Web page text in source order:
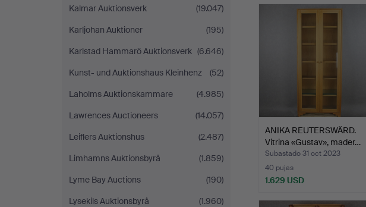
Kalmar Auktionsverk
(19.047)
Karljohan Auktioner
(195)
Karlstad Hammarö Auktionsverk (6.646)
Kunst- und Auktionshaus Kleinhenz
(52)
Laholms Auktionskammare
(4.985)
Lawrences Auctioneers
(14.057)
Leiflers Auktionshus
(2.487)
Limhamns Auktionsbyrå
(1.859)
Lyme Bay Auctions
(190)
Lysekils Auktionsbyrå
(1.960)
ANIKA REUTERSWÄRD.
Vitrina «Gustav», mader…
Subastado 31 oct 2023
40 pujas
1.629 USD